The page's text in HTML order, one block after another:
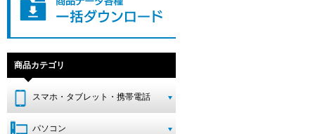
商品カテゴリ
スマホ・タブレット・携帯電話
パソコン